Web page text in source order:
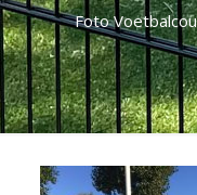
Foto